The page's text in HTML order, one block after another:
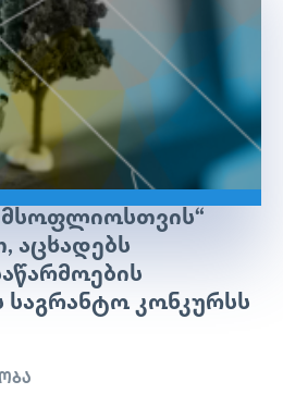
ᲛᲡᲝᲤᲚᲘᲝᲡᲗᲕᲘᲡ“
ᲐᲪᲮᲐᲓᲔᲑᲡ
ᲡᲐᲒᲠᲐᲜᲢᲝ ᲙᲝᲜᲙᲣᲠᲡᲡ